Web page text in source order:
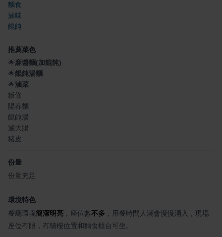
麵食
滷味
餛飩
推薦菜色
🌟 麻醬麵(加餛飩)
🌟餛飩湯麵
🌟滷菜
粄條
陽春麵
餛飩湯
滷大腸
豬皮
份量
份量充足
環境特色
餐廳環境簡潔明亮 ，座位數不多 ，用餐時間人潮會慢慢湧入，現場
座位有限，有騎樓位置和麵食櫃台可坐。